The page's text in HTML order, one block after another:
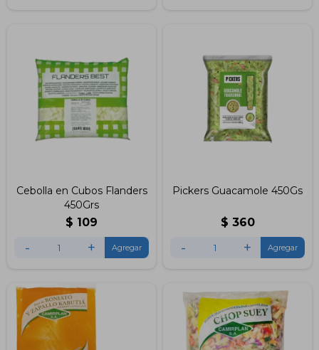
Cebolla en Cubos Flanders
450Grs
$ 109
- +
Pickers Guacamole 450Gs
$ 360
- +